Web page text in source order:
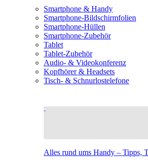
Smartphone & Handy
Smartphone-Bildschirmfolien
Smartphone-Hüllen
Smartphone-Zubehör
Tablet
Tablet-Zubehör
Audio- & Videokonferenz
Kopfhörer & Headsets
Tisch- & Schnurlostelefone
Alles rund ums Handy – Tipps,